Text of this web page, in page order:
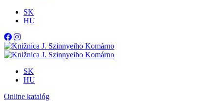
SK
HU
SK
HU
Online katalóg